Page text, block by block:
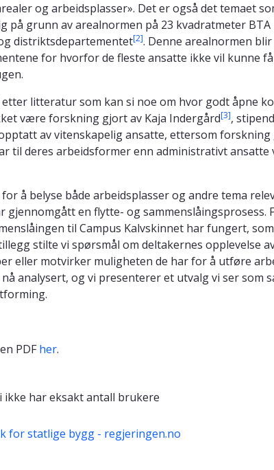
og arbeidsplasser». Det er også det temaet
grunn av arealnormen på 23 kvadratmeter
distriktsdepartementet[2]. Denne arealnormen
for hvorfor de fleste ansatte ikke vil kunne
litteratur som kan si noe om hvor godt åpne
være forskning gjort av Kaja Indergård[3],
av vitenskapelig ansatte, ettersom
til deres arbeidsformer enn administrativt ansatte
å belyse både arbeidsplasser og andre tema
en flytte- og sammenslåingsprosess.
til Campus Kalvskinnet har fungert,
stilte vi spørsmål om deltakernes opplevelse
eller motvirker muligheten de har for å utføre
analysert, og vi presenterer et utvalg vi ser som
PDFher.
har eksakt antall brukere
for statlige bygg - regjeringen.no